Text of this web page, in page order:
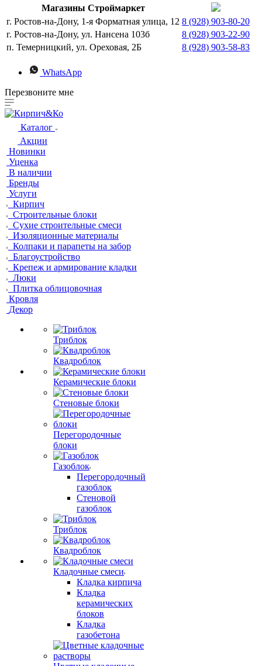
Магазины Строймаркет
г. Ростов-на-Дону, 1-я Форматная улица, 12 8 (928) 903-80-20
г. Ростов-на-Дону, ул. Нансена 103б
8 (928) 903-22-90
п. Темерницкий, ул. Ореховая, 2Б
8 (928) 903-58-83
WhatsApp
Перезвоните мне
Каталог
Акции
Новинки
Уценка
В наличии
Бренды
Услуги
Кирпич
Строительные блоки
Сухие строительные смеси
Изоляционные материалы
Колпаки и парапеты на забор
Благоустройство
Крепеж и армирование кладки
Люки
Плитка облицовочная
Кровля
Декор
Триблок
Квадроблок
Керамические блоки
Стеновые блоки
Перегородочные
блоки
Газоблок
Перегородочный
газоблок
Стеновой
газоблок
Триблок
Квадроблок
Кладочные смеси
Кладка кирпича
Кладка
керамических
блоков
Кладка
газобетона